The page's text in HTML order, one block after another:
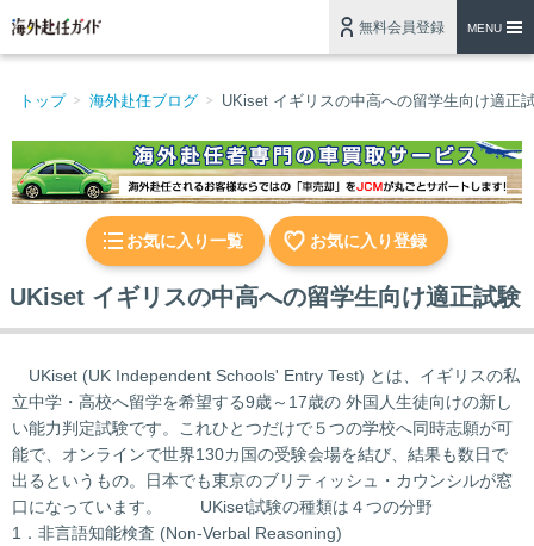
無料会員登録 MENU
トップ 海外赴任ブログ UKiset イギリスの中高への留学生向け適正
お気に入り一覧 お気に入り登録
UKiset イギリスの中高への留学生向け適正試験
UKiset (UK Independent Schools' Entry Test) とは、イギリスの私
立中学・高校へ留学を希望する9歳～17歳の 外国人生徒向けの新し
い能力判定試験です。これひとつだけで５つの学校へ同時志願が可
能で、オンラインで世界130カ国の受験会場を結び、結果も数日で
出るというもの。日本でも東京のブリティッシュ・カウンシルが窓
口になっています。 UKiset試験の種類は４つの分野
1．非言語知能検査 (Non-Verbal Reasoning)